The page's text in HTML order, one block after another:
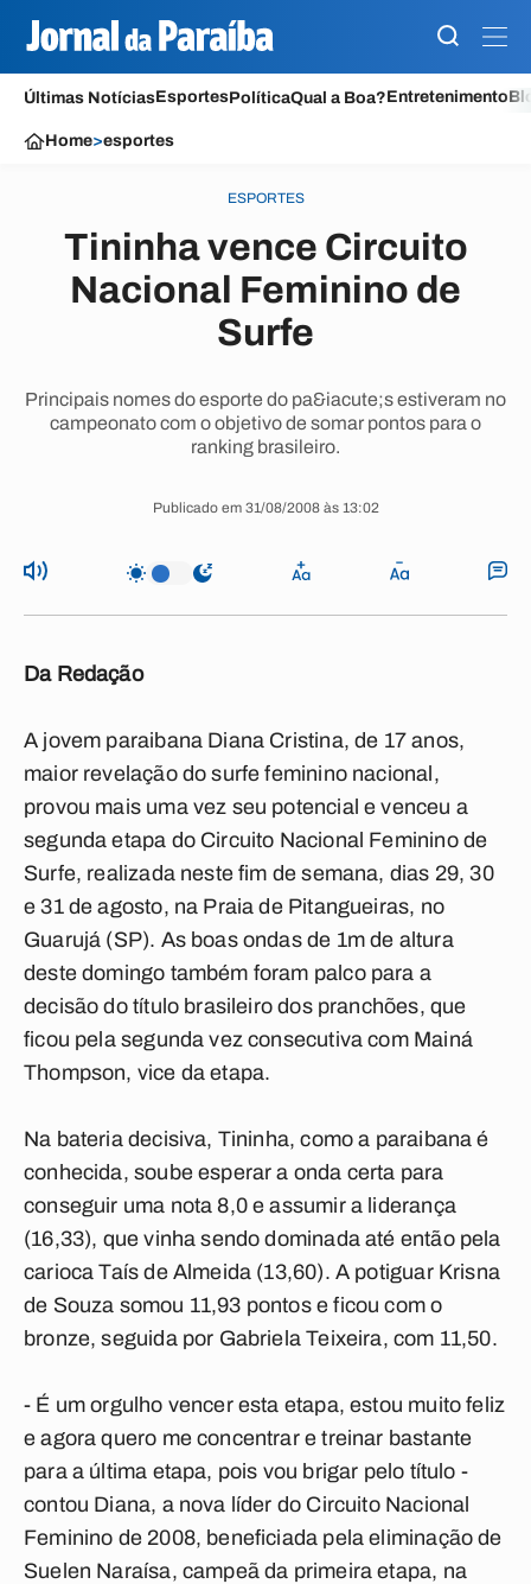
Últimas NotíciasEsportesPolíticaQual a Boa?Entretenimento
Home>esportes
ESPORTES
Tininha vence Circuito
Nacional Feminino de
Surfe
Principais nomes do esporte do pa&iacute;s estiveram no
campeonato com o objetivo de somar pontos para o
ranking brasileiro.
Publicado em 31/08/2008 às 13:02
Da Redação
A jovem paraibana Diana Cristina, de 17 anos,
maior revelação do surfe feminino nacional,
provou mais uma vez seu potencial e venceu a
segunda etapa do Circuito Nacional Feminino de
Surfe, realizada neste fim de semana, dias 29, 30
e 31 de agosto, na Praia de Pitangueiras, no
Guarujá (SP). As boas ondas de 1m de altura
deste domingo também foram palco para a
decisão do título brasileiro dos pranchões, que
ficou pela segunda vez consecutiva com Mainá
Thompson, vice da etapa.
Na bateria decisiva, Tininha, como a paraibana é
conhecida, soube esperar a onda certa para
conseguir uma nota 8,0 e assumir a liderança
(16,33), que vinha sendo dominada até então pela
carioca Taís de Almeida (13,60). A potiguar Krisna
de Souza somou 11,93 pontos e ficou com o
bronze, seguida por Gabriela Teixeira, com 11,50.
- É um orgulho vencer esta etapa, estou muito feliz
e agora quero me concentrar e treinar bastante
para a última etapa, pois vou brigar pelo título -
contou Diana, a nova líder do Circuito Nacional
Feminino de 2008, beneficiada pela eliminação de
Suelen Naraísa, campeã da primeira etapa, na